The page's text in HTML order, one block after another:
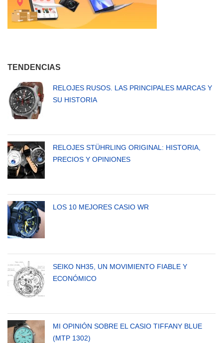
TENDENCIAS
RELOJES RUSOS. LAS PRINCIPALES MARCAS Y
SU HISTORIA
RELOJES STÜHRLING ORIGINAL: HISTORIA,
PRECIOS Y OPINIONES
LOS 10 MEJORES CASIO WR
SEIKO NH35, UN MOVIMIENTO FIABLE Y
ECONÓMICO
MI OPINIÓN SOBRE EL CASIO TIFFANY BLUE
(MTP 1302)